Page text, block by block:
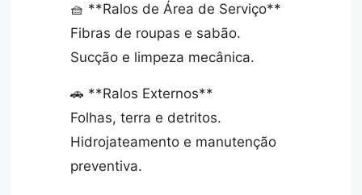
🧺 **Ralos de Área de Serviço**
Fibras de roupas e sabão.
Sucção e limpeza mecânica.
🚗 **Ralos Externos**
Folhas, terra e detritos.
Hidrojateamento e manutenção
preventiva.